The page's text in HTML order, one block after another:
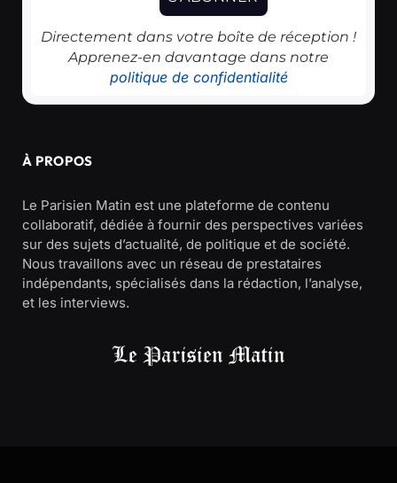
Directement dans votre boîte de réception !
Apprenez-en davantage dans notre
politique de confidentialité
À PROPOS
Le Parisien Matin est une plateforme de contenu
collaboratif, dédiée à fournir des perspectives variées
sur des sujets d’actualité, de politique et de société.
Nous travaillons avec un réseau de prestataires
indépendants, spécialisés dans la rédaction, l’analyse,
et les interviews.